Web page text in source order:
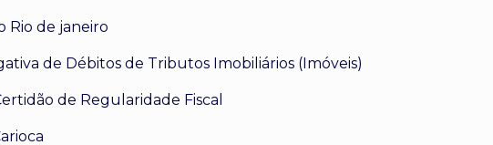
Rio de janeiro
de Débitos de Tributos Imobiliários (Imóveis)
de Regularidade Fiscal